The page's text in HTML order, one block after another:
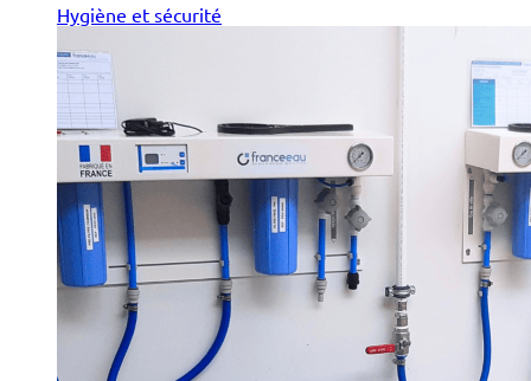
Hygiène et sécurité